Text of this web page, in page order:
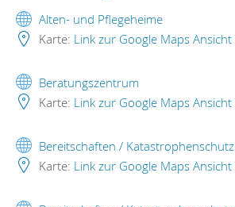
Alten- und Pflegeheime
Karte: Link zur Google Maps Ansicht
Beratungszentrum
Karte: Link zur Google Maps Ansicht
Bereitschaften / Katastrophenschutz
Karte: Link zur Google Maps Ansicht